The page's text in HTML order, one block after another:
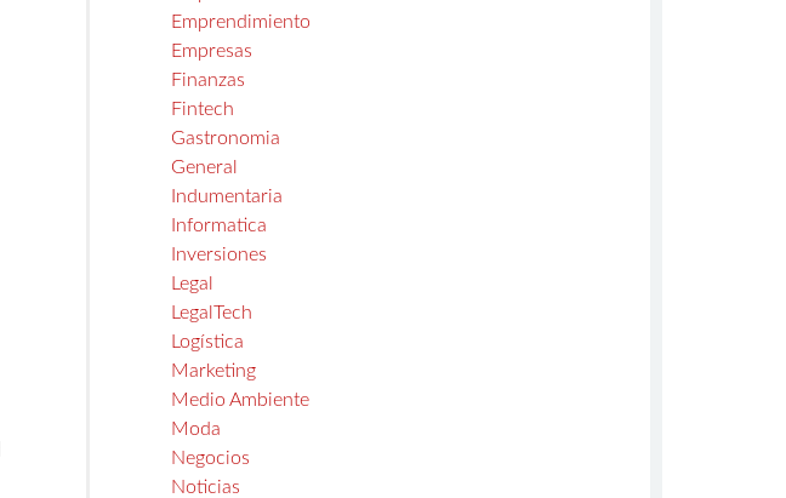
Emprendimiento
Empresas
Finanzas
Fintech
Gastronomia
General
Indumentaria
Informatica
Inversiones
Legal
LegalTech
Logística
Marketing
Medio Ambiente
Moda
Negocios
Noticias